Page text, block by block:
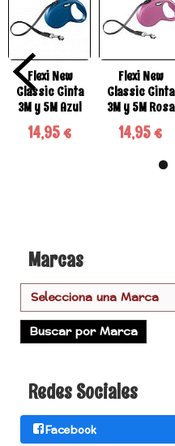
Marcas
Redes Sociales
Facebook
Flexi New
Classic Cinta
3M y 5M Azul
14,95 €
Flexi New
Classic Cinta
3M y 5M Rosa
14,95 €